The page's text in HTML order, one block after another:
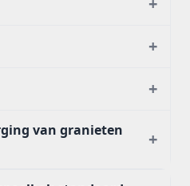
+
+
van granieten
+